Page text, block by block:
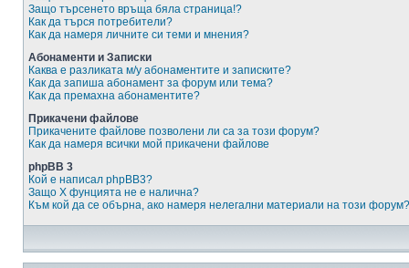
Защо търсенето връща бяла страница!?
Как да търся потребители?
Как да намеря личните си теми и мнения?
Абонаменти и Записки
Каква е разликата м/у абонаментите и записките?
Как да запиша абонамент за форум или тема?
Как да премахна абонаментите?
Прикачени файлове
Прикачените файлове позволени ли са за този форум?
Как да намеря всички мой прикачени файлове
phpBB 3
Кой е написал phpBB3?
Защо X фунцията не е налична?
Към кой да се обърна, ако намеря нелегални материали на този форум?